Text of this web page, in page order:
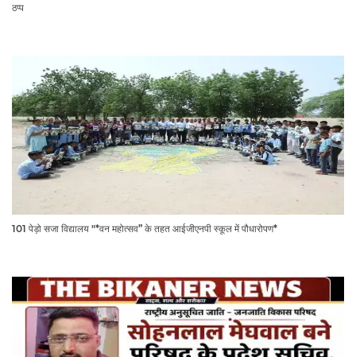
ठप्प
101 पेड़ो सजा विद्यालय "*वन महोत्सव” के तहत आईजीएनपी स्कूल में पौधारोपण*